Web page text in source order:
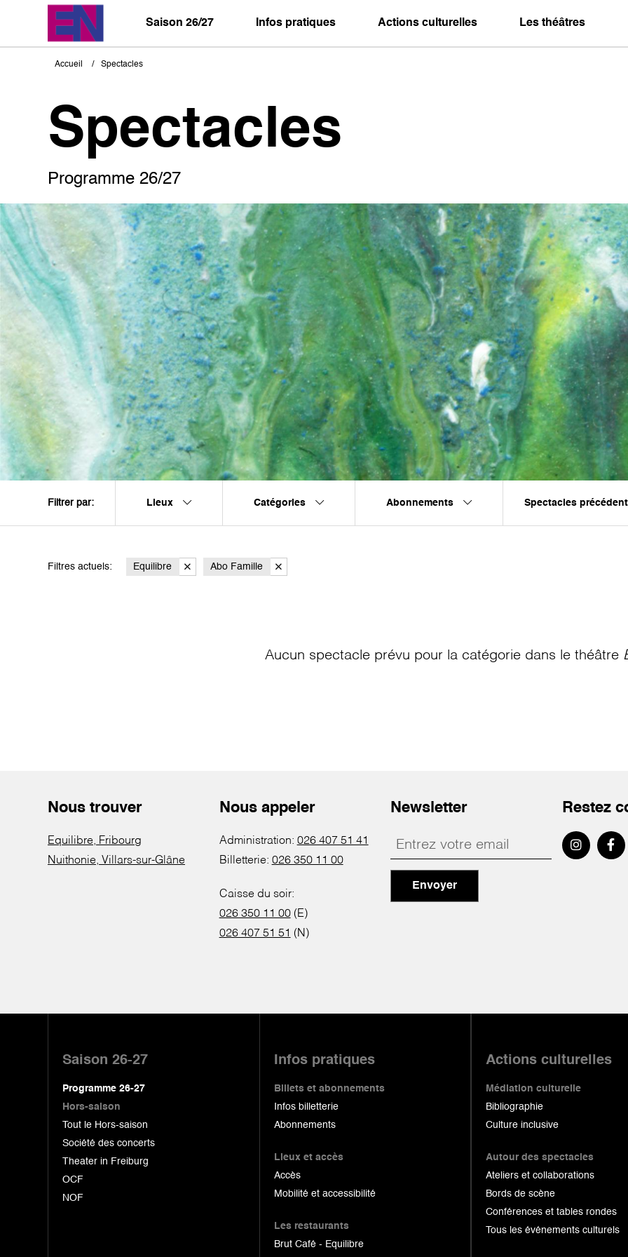
Saison 26/27 Infos pratiques Actions culturelles Les théâtres
Fil
Accueil Spectacles
Spectacles
Programme 26/27
Filtrer par: Lieux Catégories Abonnements Spectacles
Filtres actuels: Equilibre Abo Famille
Aucun spectacle prévu pour la catégorie dans le théâtre
Nous trouver
Equilibre, Fribourg
Nuithonie, Villars-sur-Glâne
Nous appeler
Administration: 026 407 51 41
Billetterie: 026 350 11 00
Caisse du soir:
026 350 11 00(E)
026 407 51 51 (N)
Newsletter
Envoyer
Restez
Saison 26-27
Programme 26-27
Hors-saison
Tout le Hors-saison
Société des concerts
Theater in Freiburg
OCF
NOF
Infos pratiques
Billets et abonnements
Infos billetterie
Abonnements
Lieux et accès
Accès
Mobilité et accessibilité
Les restaurants
Brut Café - Equilibre
Actions culturelles
Médiation culturelle
Bibliographie
Culture inclusive
Autour des spectacles
Ateliers et collaborations
Bords de scène
Conférences et tables rondes
Tous les événements culturels